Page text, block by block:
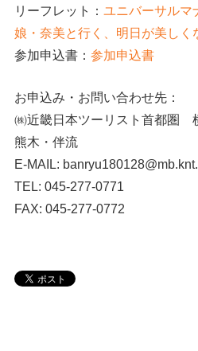
リーフレット： ユニバーサルマ
娘・奈美と行く、明日が美しく
参加申込書： 参加申込書
お申込み・お問い合わせ先：
㈱近畿日本ツーリスト首都圏
熊木・伴流
E-MAIL:
TEL: 045-277-0771
FAX: 045-277-0772